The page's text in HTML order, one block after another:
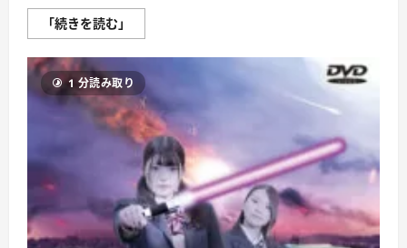
「続きを読む」
言
ネ
マ
殺
人
事
件
に
つ
い
て
さ
ら
に
読
む
1 分読み取り